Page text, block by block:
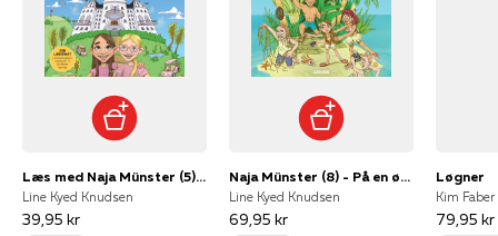
Læs med Naja Münster (5) - På et slot
Line Kyed Knudsen
39,95 kr
Naja Münster (8) - På en øde ø
Line Kyed Knudsen
69,95 kr
Løgner
Kim
79,95 kr